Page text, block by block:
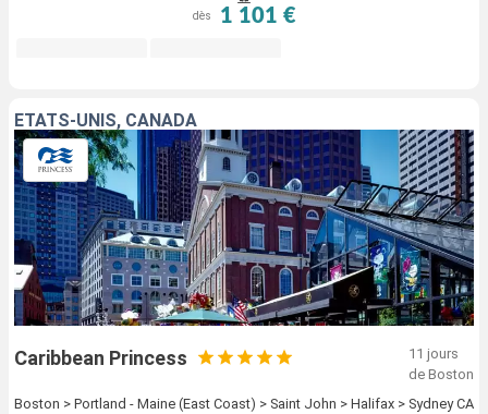
dès 1 101 €
ÉTATS-UNIS, CANADA
Caribbean Princess
11 jours
de Boston
Boston > Portland - Maine (East Coast) > Saint John > Halifax > Sydney CA